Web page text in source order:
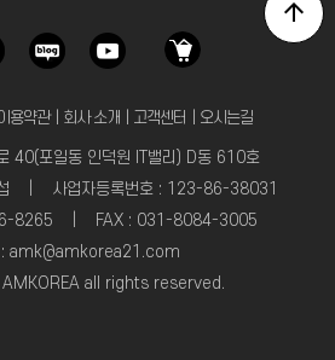
용약관｜ 회사 소개 고객센터 오시는길
40(포일동 인덕원 IT밸리) D동 610호
섭 | 사업자등록번호 : 123-86-38031
8265 | FAX : 031-8084-3005
amk@amkorea21.com
all rights reserved.